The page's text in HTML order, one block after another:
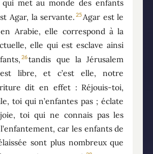
met au monde des enfants
Agar, la servante. 25Agar est le
Arabie, elle correspond à la
elle qui est esclave ainsi
26tandis que la Jérusalem
libre, et c’est elle, notre
dit en effet : Réjouis-toi,
toi qui n’enfantes pas ; éclate
toi qui ne connais pas les
car les enfants de
sont plus nombreux que